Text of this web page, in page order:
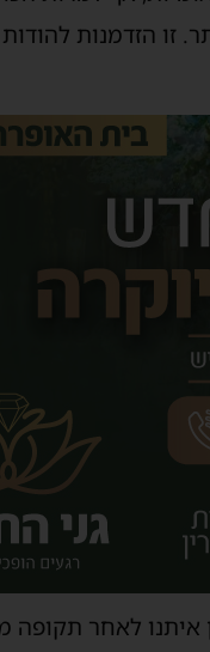
זו הזדמנות
איתנו לאחר